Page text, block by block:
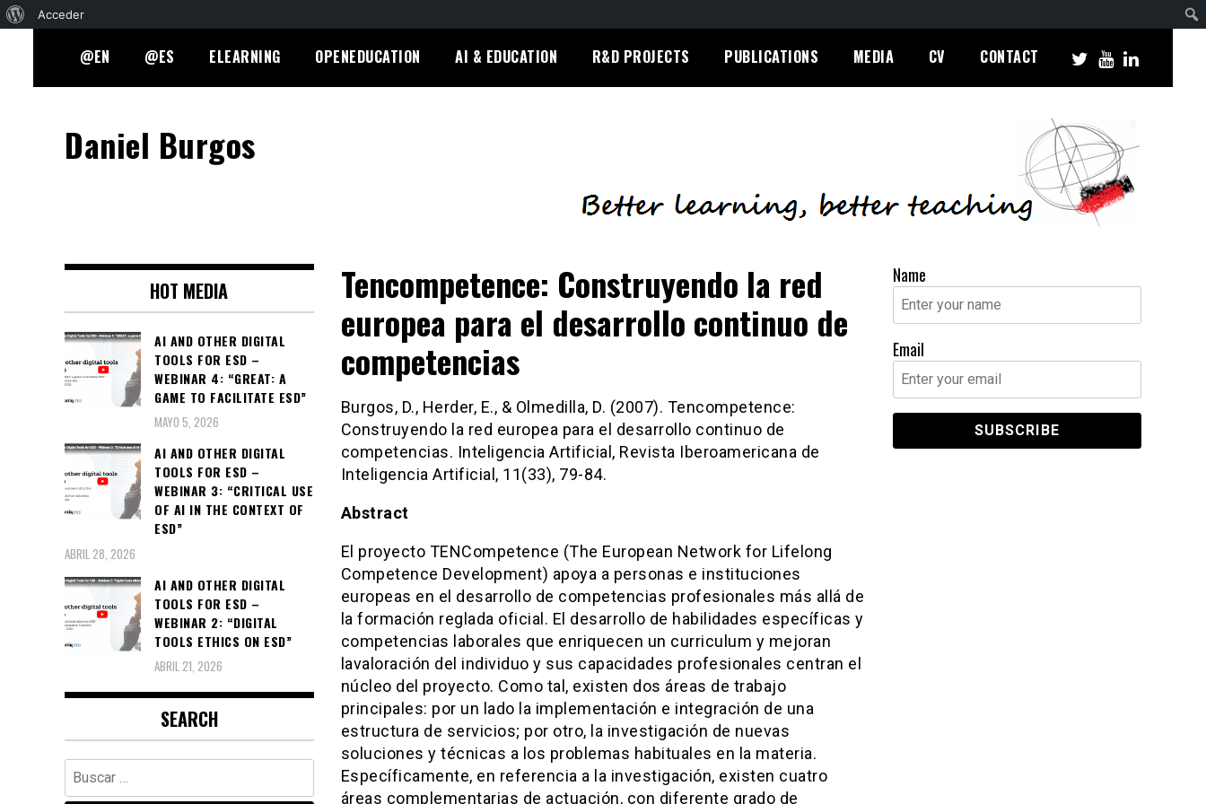
Acerca
Acceder
content
@EN @ES ELEARNING OPENEDUCATION AI & EDUCATION R&D PROJECTS PUBLICATIONS MEDIA CV CONTACT
Daniel Burgos
Tencompetence: Construyendo la red
europea para el desarrollo continuo de
competencias
Burgos, D., Herder, E., & Olmedilla, D. (2007). Tencompetence:
Construyendo la red europea para el desarrollo continuo de
competencias. Inteligencia Artificial, Revista Iberoamericana de
Inteligencia Artificial, 11(33), 79-84.
Abstract
El proyecto TENCompetence (The European Network for Lifelong
Competence Development) apoya a personas e instituciones
europeas en el desarrollo de competencias profesionales más allá de
la formación reglada oficial. El desarrollo de habilidades específicas y
competencias laborales que enriquecen un curriculum y mejoran
lavaloración del individuo y sus capacidades profesionales centran el
núcleo del proyecto. Como tal, existen dos áreas de trabajo
principales: por un lado la implementación e integración de una
estructura de servicios; por otro, la investigación de nuevas
soluciones y técnicas a los problemas habituales en la materia.
Específicamente, en referencia a la investigación, existen cuatro
áreas complementarias de actuación, con diferente grado de
HOT MEDIA
AI AND OTHER DIGITAL
TOOLS FOR ESD –
WEBINAR 4: “GREAT: A
GAME TO FACILITATE ESD”
MAYO 5, 2026
AI AND OTHER DIGITAL
TOOLS FOR ESD –
WEBINAR 3: “CRITICAL USE
OF AI IN THE CONTEXT OF
ESD”
ABRIL 28, 2026
AI AND OTHER DIGITAL
TOOLS FOR ESD –
WEBINAR 2: “DIGITAL
TOOLS ETHICS ON ESD”
ABRIL 21, 2026
SEARCH
Buscar:
Name
Email